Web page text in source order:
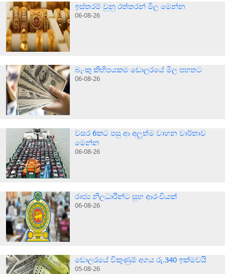
ඉස්තරම් වුනු රත්තරන් මිල මෙන්න
06-08-26
බැංකු කිහිපයකම ඩොලරයේ මිල පහතට
06-08-26
වසර 6කට පසු ආ අලුත්ම වාහන වාර්තාව
මෙන්න
06-08-26
රාජ්‍ය නිලධාරීන්ට සුභ ආරංචියක්
06-08-26
ඩොලරයේ විකුණුම් අගය රු.340 ඉක්මවයි
05-08-26